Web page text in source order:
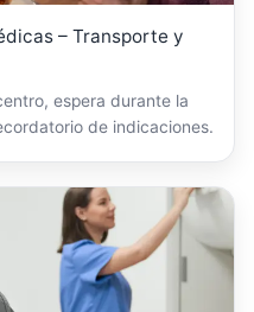
– Transporte y
espera durante la
de indicaciones.